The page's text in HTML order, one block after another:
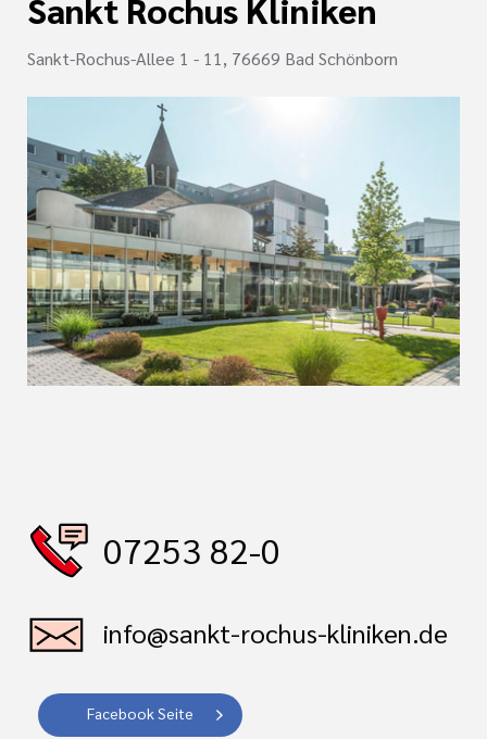
Sankt Rochus Kliniken
Sankt-Rochus-Allee 1 - 11, 76669 Bad Schönborn
07253 82-0
info@sankt-rochus-kliniken.de
Facebook Seite